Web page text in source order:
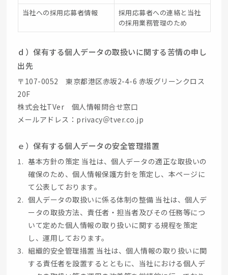
当社への採用応募者情報
採用応募者への連絡と当社
の採用業務管理のため
ｄ）保有する個人データの取扱いに関する苦情の申し
出先
〒107-0052 東京都港区赤坂2-4-6 赤坂グリーンクロス
20F
株式会社TVer 個人情報問合せ窓口
メールアドレス：privacy＠tver.co.jp
ｅ）保有する個人データの安全管理措置
基本方針の策定 当社は、個人データの適正な取扱いの
確保のため、個人情報保護方針を策定し、本ページに
て公表しております。
個人データの取扱いに係る体制の整備 当社は、個人デ
ータの取扱方法、責任者・担当者及びその任務等につ
いて定めた個人情報の取り扱いに関する規程を策定
し、運用しております。
組織的安全管理措置 当社は、個人情報の取り扱いに関
する責任者を設置するとともに、当社における個人デ